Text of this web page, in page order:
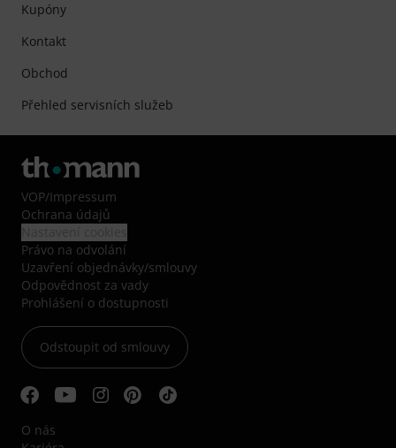
Kupóny
Kontakt
Obchod
Přehled servisních služeb
VOP/Impressum
Ochrana údajů
Právo na odvolání
Uzavření objednávky/smlouvy
Odpovědnost za vady
Prohlášení o dostupnosti
Odstoupit od smlouvy
O nás